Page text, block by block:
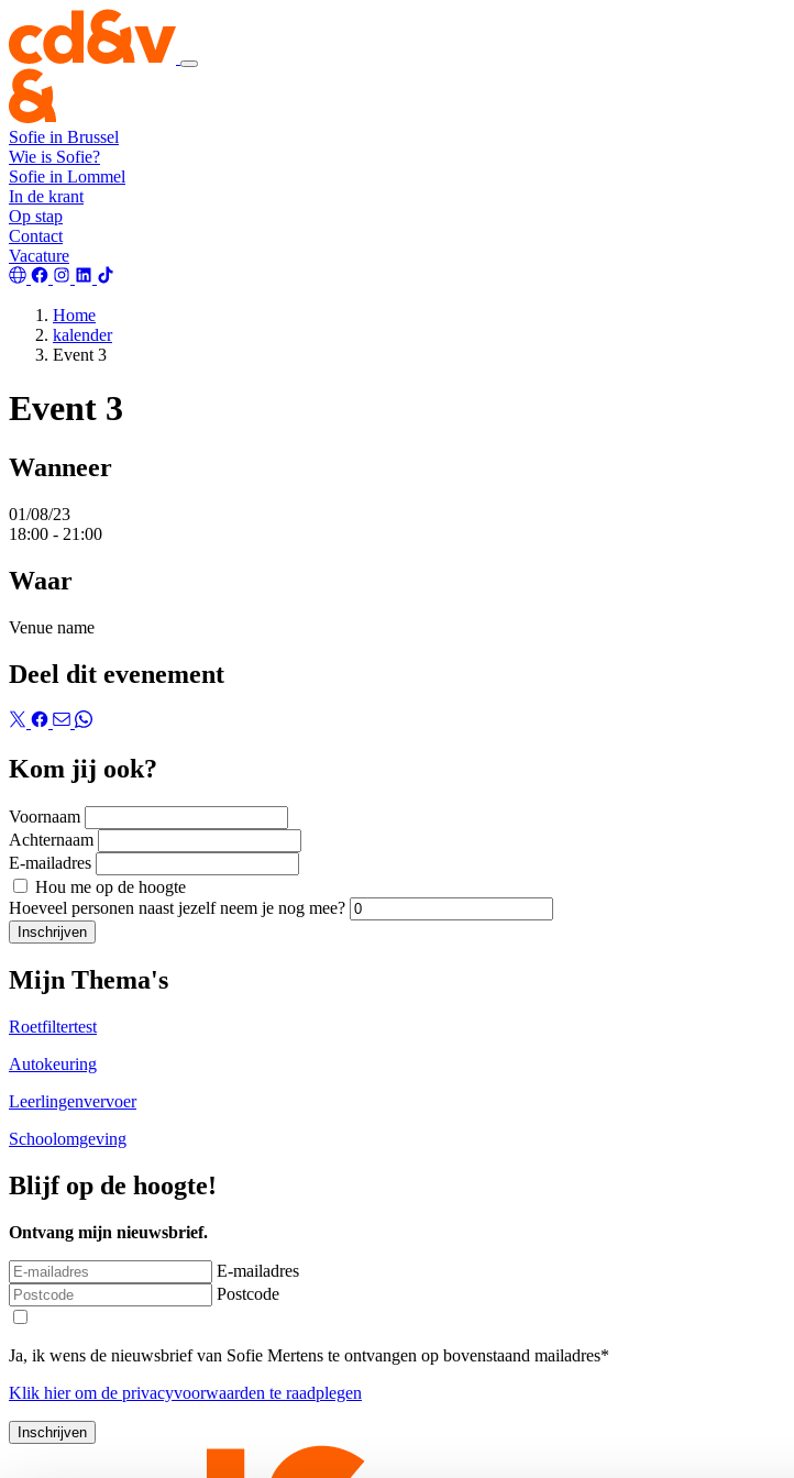
Sofie in Brussel
Wie is Sofie?
Sofie in Lommel
In de krant
Op stap
Contact
Vacature
Home
kalender
Event 3
Event 3
Wanneer
01/08/23
18:00 - 21:00
Waar
Venue name
Deel dit evenement
Kom jij ook?
Voornaam
Achternaam
E-mailadres
Hou me op de hoogte
Hoeveel personen naast jezelf neem je nog mee?
Mijn Thema's
Roetfiltertest
Autokeuring
Leerlingenvervoer
Schoolomgeving
Blijf op de hoogte!
Ontvang mijn nieuwsbrief.
E-mailadres
Postcode
Ja, ik wens de nieuwsbrief van Sofie Mertens te ontvangen op bovenstaand mailadres*
Klik hierom de privacyvoorwaarden te raadplegen